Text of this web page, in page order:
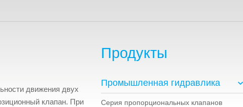
Продукты
Промышленная гидравлика
Серия пропорциональных клапанов
движения двух
клапан. При